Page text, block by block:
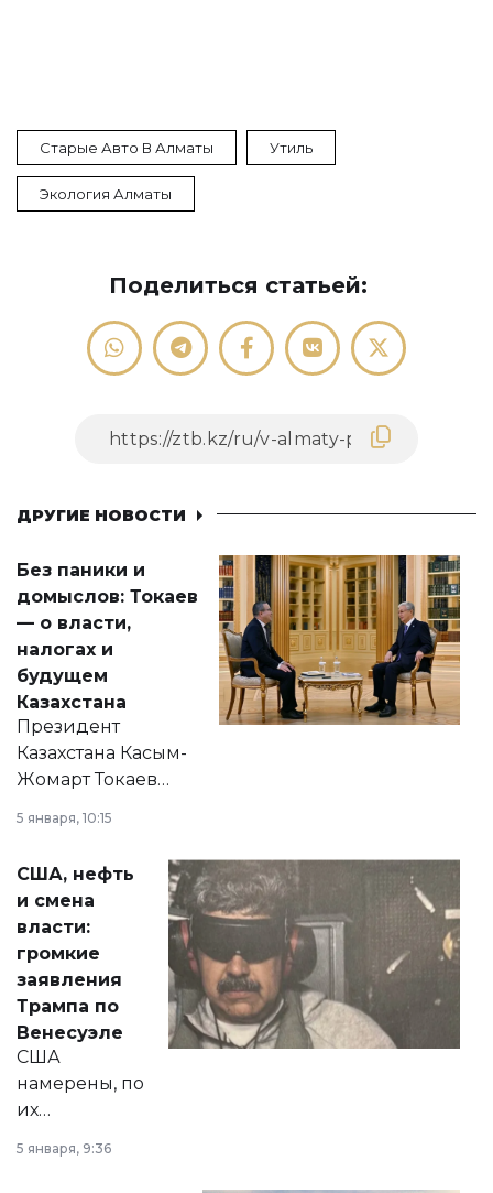
Старые Авто В Алматы Утиль
Экология Алматы
Поделиться статьей:
ДРУГИЕ НОВОСТИ
Без паники и
домыслов: Токаев
— о власти,
налогах и
будущем
Казахстана
Президент
Казахстана Касым-
Жомарт Токаев
сразу несколько
актуальных тем —
от слухов о
политических
реформах до
вопросов армии,
экономики и
личного здоровья.
5 января, 10:15
США, нефть
и смена
власти:
громкие
заявления
Трампа по
Венесуэле
США
намерены, по
их
принести
5 января, 9:36